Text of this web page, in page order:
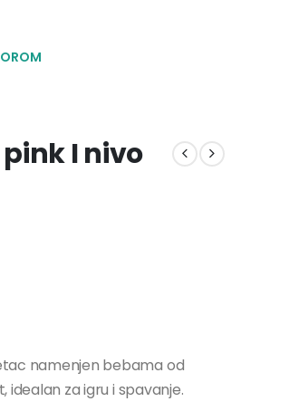
pink I nivo
namenjen bebama od
idealan za igru i spavanje.